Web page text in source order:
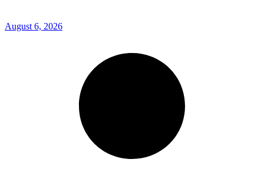
August 6, 2026